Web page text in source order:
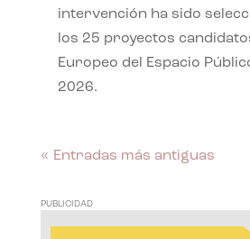
intervención ha sido
los 25 proyectos
Europeo del Espacio
2026.
« Entradas más antiguas
PUBLICIDAD